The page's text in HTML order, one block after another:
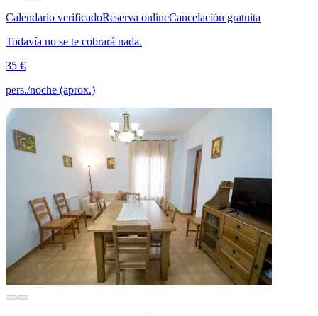
Calendario verificadoReserva onlineCancelación gratuita
Todavía no se te cobrará nada.
35 €
pers./noche (aprox.)